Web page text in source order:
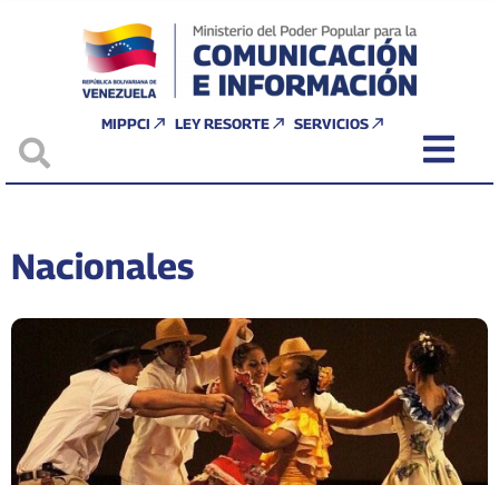
MIPPCI LEY RESORTE SERVICIOS
Nacionales